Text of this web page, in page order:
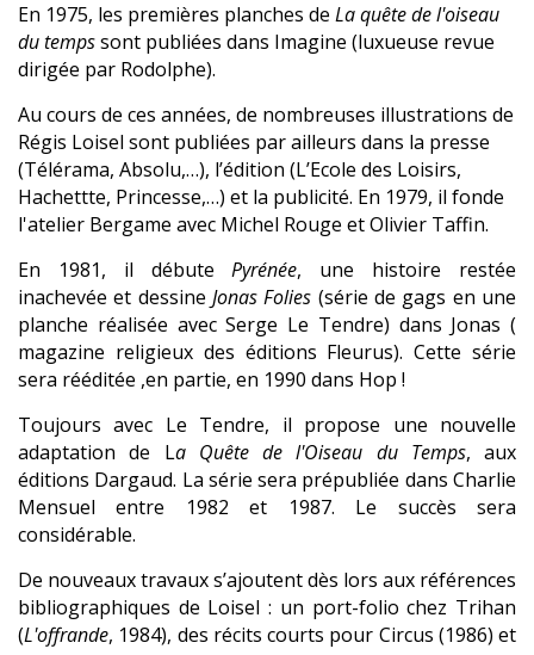
En 1975, les premières planches de La quête de l'oiseau
du tempssont publiées dans Imagine (luxueuse revue
dirigée par Rodolphe).
Au cours de ces années, de nombreuses illustrations de
Régis Loisel sont publiées par ailleurs dans la presse
(Télérama, Absolu,…), l’édition (L’Ecole des Loisirs,
Hachettte, Princesse,…) et la publicité. En 1979, il fonde
l'atelier Bergame avec Michel Rouge et Olivier Taffin.
En 1981, il débutePyrénée, une histoire restée
inachevée et dessine Jonas Folies (série de gags en une
planche réalisée avec Serge Le Tendre) dans Jonas (
magazine religieux des éditions Fleurus). Cette série
sera rééditée ,en partie, en 1990 dans Hop !
Toujours avec Le Tendre, il propose une nouvelle
adaptation de La Quête de l'Oiseau du Temps, aux
éditions Dargaud. La série sera prépubliée dans Charlie
Mensuel entre 1982 et 1987. Le succès sera
considérable.
De nouveaux travaux s’ajoutent dès lors aux références
bibliographiques de Loisel : un port-folio chez Trihan
(L'offrande, 1984), des récits courts pour Circus (1986) et